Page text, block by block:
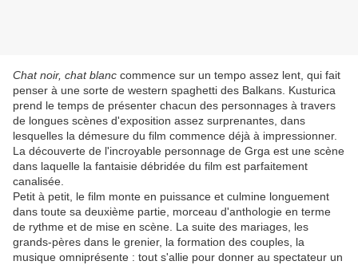
Chat noir, chat blanc commence sur un tempo assez lent, qui fait
penser à une sorte de western spaghetti des Balkans. Kusturica
prend le temps de présenter chacun des personnages à travers
de longues scènes d'exposition assez surprenantes, dans
lesquelles la démesure du film commence déjà à impressionner.
La découverte de l'incroyable personnage de Grga est une scène
dans laquelle la fantaisie débridée du film est parfaitement
canalisée.
Petit à petit, le film monte en puissance et culmine longuement
dans toute sa deuxième partie, morceau d'anthologie en terme
de rythme et de mise en scène. La suite des mariages, les
grands-pères dans le grenier, la formation des couples, la
musique omniprésente : tout s'allie pour donner au spectateur un